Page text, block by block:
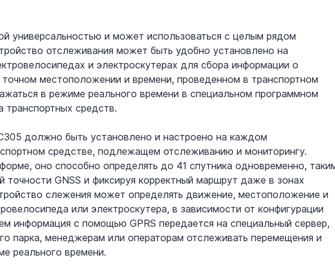
универсальностью и может использоваться с целым рядом
отслеживания может быть удобно установлено на
и электроскутерах для сбора информации о
местоположении и времени, проведенном в транспортном
в режиме реального времени в специальном программном
транспортных средств.
должно быть установлено и настроено на каждом
средстве, подлежащем отслеживанию и мониторингу.
оно способно определять до 41 спутника одновременно,
точности GNSS и фиксируя корректный маршрут даже в зонах
слежения может определять движение, местоположение и
или электроскутера, в зависимости от конфигурации
информация с помощью GPRS передается на специальный сервер,
парка, менеджерам или операторам отслеживать перемещения и
реального времени.